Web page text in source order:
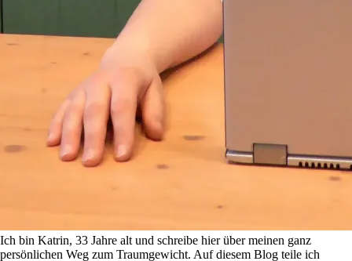
Ich bin Katrin, 33 Jahre alt und schreibe hier über meinen ganz
persönlichen Weg zum Traumgewicht. Auf diesem Blog teile ich